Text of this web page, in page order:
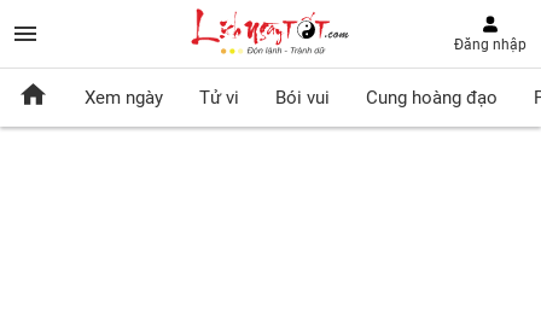
Đăng nhập
Xem ngày Tử vi Bói vui Cung hoàng đạo